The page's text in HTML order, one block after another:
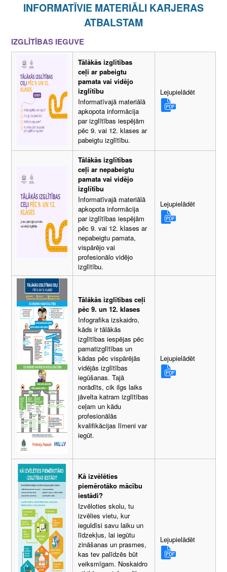
INFORMATĪVIE MATERIĀLI KARJERAS
ATBALSTAM
IZGLĪTĪBAS IEGUVE
Tālākās izglītības
ceļi ar pabeigtu
pamata vai vidējo
izglītību
Informatīvajā materiālā
apkopota informācija
par izglītības iespējām
pēc 9. vai 12. klases ar
pabeigtu izglītību.
Lejupielādēt
Tālākās izglītības
ceļi ar nepabeigtu
pamata vai vidējo
izglītību
Informatīvajā materiālā
apkopota informācija
par izglītības iespējām
pēc 9. vai 12. klases ar
nepabeigtu pamata,
vispārējo vai
profesionālo vidējo
izglītību.
Lejupielādēt
Tālākās izglītības ceļi
pēc 9. un 12. klases
Infografika izskaidro,
kāds ir tālākās
izglītības iespējas pēc
pamatizglītības un
kādas pēc vispārējās
vidējās izglītības
iegūšanas. Tajā
norādīts, cik ilgs laiks
jāvelta katram izglītības
ceļam un kādu
profesionālās
kvalifikācijas līmeni var
iegūt.
Lejupielādēt
Kā izvēlēties
piemērotāko mācību
iestādi?
Izvēloties skolu, tu
izvēlies vietu, kur
ieguldīsi savu laiku un
līdzekļus, lai iegūtu
zināšanas un prasmes,
kas tev palīdzēs būt
veiksmīgam. Noskaidro
Lejupielādēt